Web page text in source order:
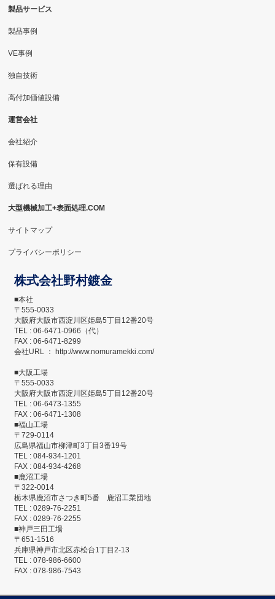
製品サービス
製品事例
VE事例
独自技術
高付加価値設備
運営会社
会社紹介
保有設備
選ばれる理由
大型機械加工+表面処理.COM
サイトマップ
プライバシーポリシー
株式会社野村鍍金
■本社
〒555-0033
大阪府大阪市西淀川区姫島5丁目12番20号
TEL : 06-6471-0966（代）
FAX : 06-6471-8299
会社URL ： http://www.nomuramekki.com/
■大阪工場
〒555-0033
大阪府大阪市西淀川区姫島5丁目12番20号
TEL : 06-6473-1355
FAX : 06-6471-1308
■福山工場
〒729-0114
広島県福山市柳津町3丁目3番19号
TEL : 084-934-1201
FAX : 084-934-4268
■鹿沼工場
〒322-0014
栃木県鹿沼市さつき町5番 鹿沼工業団地
TEL : 0289-76-2251
FAX : 0289-76-2255
■神戸三田工場
〒651-1516
兵庫県神戸市北区赤松台1丁目2-13
TEL : 078-986-6600
FAX : 078-986-7543